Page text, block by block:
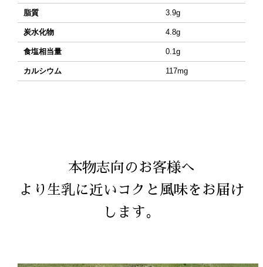
脂質 3.9g
炭水化物 4.8g
食塩相当量 0.1g
カルシウム 117mg
本物志向のお客様へ
より生乳に近いコクと風味をお届け
します。